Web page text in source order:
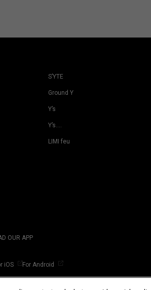
S’YTE
Ground Y
Y’s
Y’s….
LIMI feu
OUR APP
iOS For Android